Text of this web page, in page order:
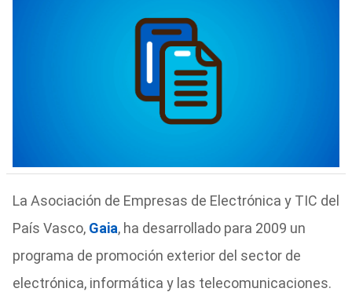
La Asociación de Empresas de Electrónica y TIC del
País Vasco, Gaia, ha desarrollado para 2009 un
programa de promoción exterior del sector de
electrónica, informática y las telecomunicaciones.